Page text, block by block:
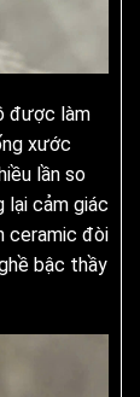
được làm
xước
lần so
lại cảm giác
ceramic đòi
bậc thầy